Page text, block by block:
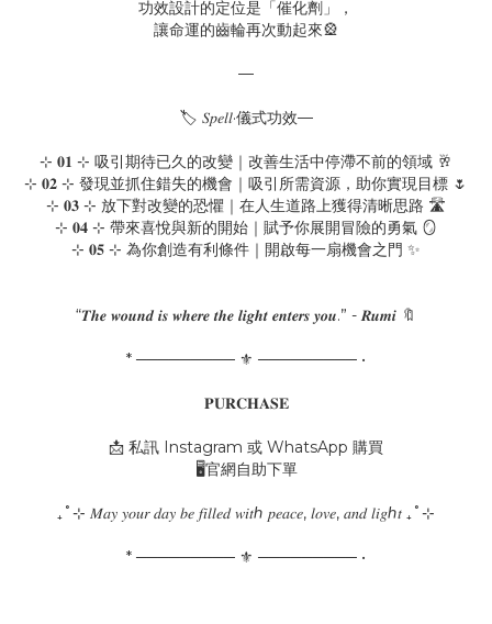
功效設計的定位是「催化劑」，
讓命運的齒輪再次動起來🎡
—
🏷️ 𝑆𝑝𝑒𝑙𝑙·儀式功效—
⊹ 𝟎𝟏 ⊹ 吸引期待已久的改變｜改善生活中停滯不前的領域 🥂
⊹ 𝟎𝟐 ⊹ 發現並抓住錯失的機會｜吸引所需資源，助你實現目標 🌷
⊹ 𝟎𝟑 ⊹ 放下對改變的恐懼｜在人生道路上獲得清晰思路 🛣️
⊹ 𝟎𝟒 ⊹ 帶來喜悅與新的開始｜賦予你展開冒險的勇氣 🪞
⊹ 𝟎𝟓 ⊹ 為你創造有利條件｜開啟每一扇機會之門 ✨
“𝑻𝒉𝒆 𝒘𝒐𝒖𝒏𝒅 𝒊𝒔 𝒘𝒉𝒆𝒓𝒆 𝒕𝒉𝒆 𝒍𝒊𝒈𝒉𝒕 𝒆𝒏𝒕𝒆𝒓𝒔 𝒚𝒐𝒖.” - 𝑹𝒖𝒎𝒊 🔖
* ───────── ⚜ ───────── •
𝐏𝐔𝐑𝐂𝐇𝐀𝐒𝐄
📩 私訊 Instagram 或 WhatsApp 購買
🖥️官網自助下單
₊˚⊹ 𝑀𝑎𝑦 𝑦𝑜𝑢𝑟 𝑑𝑎𝑦 𝑏𝑒 𝑓𝑖𝑙𝑙𝑒𝑑 𝑤𝑖𝑡ℎ 𝑝𝑒𝑎𝑐𝑒, 𝑙𝑜𝑣𝑒, 𝑎𝑛𝑑 𝑙𝑖𝑔ℎ𝑡 ₊˚⊹
* ───────── ⚜ ───────── •